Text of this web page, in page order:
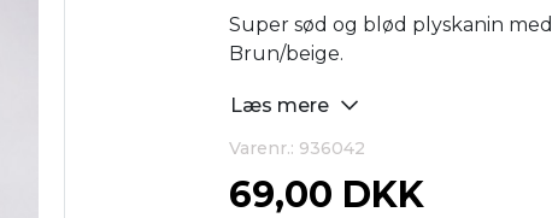
Super sød og blød plyskanin med
Brun/beige.
Læs mere
Varenr.: 936042
69,00 DKK